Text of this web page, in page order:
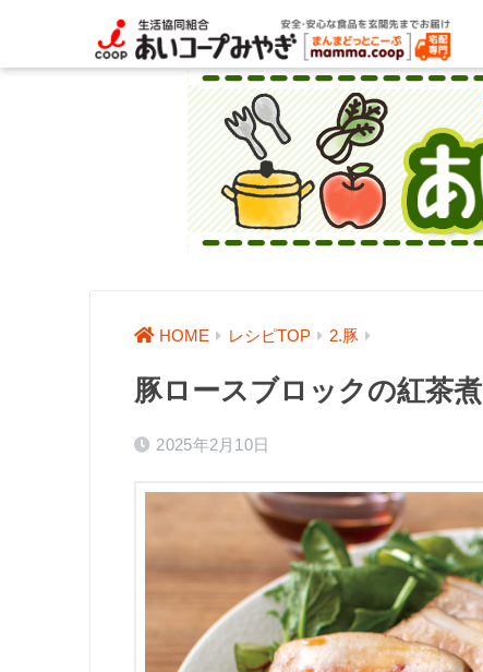
HOME レシピTOP 2.豚
豚ロースブロックの紅茶煮
2025年2月10日